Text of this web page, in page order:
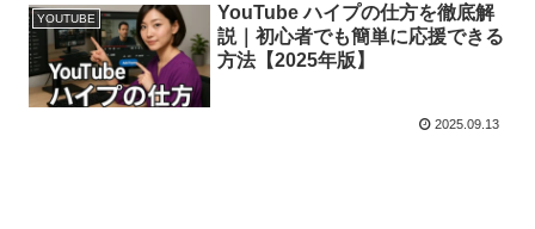
YOUTUBE
YouTube ハイプの仕方を徹底解
説｜初心者でも簡単に応援できる
方法【2025年版】
2025.09.13